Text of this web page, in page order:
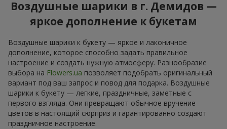
Воздушные шарики в г. Демидов —
яркое дополнение к букетам
Воздушные шарики к букету — яркое и лаконичное
дополнение, которое способно задать правильное
настроение и создать нужную атмосферу. Разнообразие
выбора на Flowers.ua позволяет подобрать оригинальный
вариант под ваш запрос и повод для подарка. Воздушные
шарики к букету — легкие, праздничные, заметные с
первого взгляда. Они превращают обычное вручение
цветов в настоящий сюрприз и гарантированно создают
праздничное настроение.